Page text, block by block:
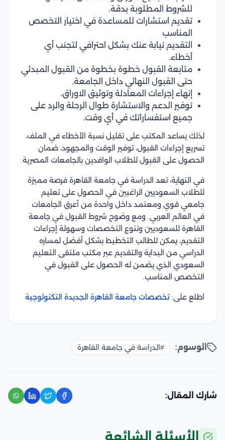
للشروط المطلوبة بدقة.
تقديم استشارات للمساعدة في اختيار التخصص
المناسب
التقديم نيابة عنك بشكل احترافي لتجنب أي
أخطاء.
متابعة القبول خطوة بخطوة من القبول المبدئي
حتى القبول النهائي داخل الجامعة.
إنهاء إجراءات المعادلة وتوثيق الاوراق.
توفير الدعم والاستشارة طوال الرحلة والرد على
جميع استفساراتك في أي وقت.
لذلك يساعد المكتب على تقليل نسبة الأخطاء في الملف،
تسريع إجراءات القبول، توفير الوقت والمجهود، ضمان
الحصول على القبول للطلاب الوافدين بالجامعات المصرية.
في النهاية، تعد الدراسة في جامعة القاهرة فرصة مميزة
للطلاب السعوديين الراغبين في الحصول على تعليم
جامعي قوي ومعتمد داخل واحدة من أعرق الجامعات
في العالم العربي. ومع وضوح شروط القبول في جامعة
القاهرة للسعوديين وتنوع التخصصات وسهولة إجراءات
التقديم، يمكن للطالب التخطيط بشكل أفضل لمساره
الدراسي من البداية والتقديم عبر مكتب ملتقى التعليم
السعودي الذي يضمن له الحصول على القبول في
التخصص المناسب.
اطلع على:تخصصات جامعة القاهرة الجديدة التكنولوجية
الوسوم: #الدراسة في جامعة القاهرة
شارك المقال:
الأسئلة الشائعة